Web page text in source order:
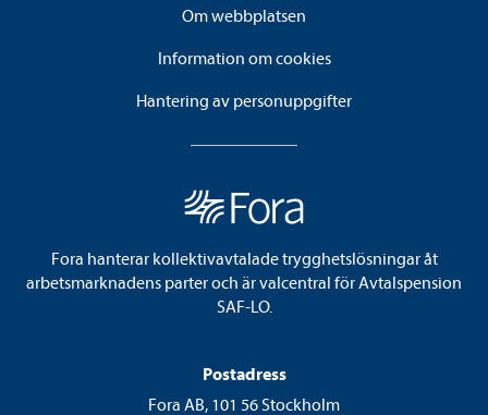
Om webbplatsen
Information om cookies
Hantering av personuppgifter
Fora hanterar kollektivavtalade trygghetslösningar åt
arbetsmarknadens parter och är valcentral för Avtalspension
SAF-LO.
Postadress
Fora AB, 101 56 Stockholm